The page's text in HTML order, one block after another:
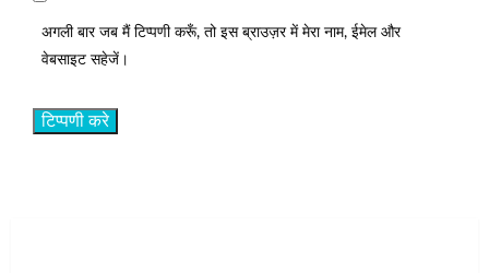
अगली बार जब मैं टिप्पणी करूँ, तो इस ब्राउज़र में मेरा नाम, ईमेल और
वेबसाइट सहेजें।